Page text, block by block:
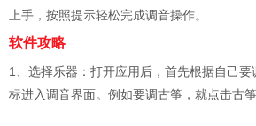
上手，按照提示轻松完成调音操作。
软件攻略
1、选择乐器：打开应用后，首先根据自己
标进入调音界面。例如要调古筝，就点击古筝